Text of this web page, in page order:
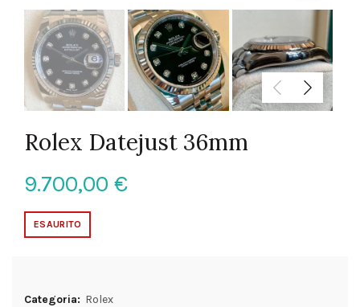
Rolex Datejust 36mm
9.700,00 €
ESAURITO
Categoria: Rolex